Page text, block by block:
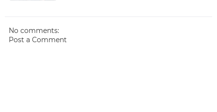
No comments:
Post a Comment